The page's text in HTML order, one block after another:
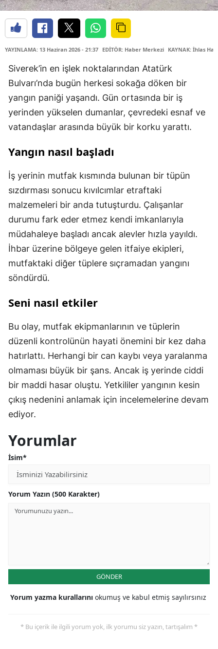
YAYINLAMA: 13 Haziran 2026 - 21:37 EDİTÖR: Haber Merkezi KAYNAK: İhlas
Siverek’in en işlek noktalarından Atatürk
Bulvarı’nda bugün herkesi sokağa döken bir
yangın paniği yaşandı. Gün ortasında bir iş
yerinden yükselen dumanlar, çevredeki esnaf ve
vatandaşlar arasında büyük bir korku yarattı.
Yangın nasıl başladı
İş yerinin mutfak kısmında bulunan bir tüpün
sızdırması sonucu kıvılcımlar etraftaki
malzemeleri bir anda tutuşturdu. Çalışanlar
durumu fark eder etmez kendi imkanlarıyla
müdahaleye başladı ancak alevler hızla yayıldı.
İhbar üzerine bölgeye gelen itfaiye ekipleri,
mutfaktaki diğer tüplere sıçramadan yangını
söndürdü.
Seni nasıl etkiler
Bu olay, mutfak ekipmanlarının ve tüplerin
düzenli kontrolünün hayati önemini bir kez daha
hatırlattı. Herhangi bir can kaybı veya yaralanma
olmaması büyük bir şans. Ancak iş yerinde ciddi
bir maddi hasar oluştu. Yetkililer yangının kesin
çıkış nedenini anlamak için incelemelerine devam
ediyor.
Yorumlar
İsim*
Yorum Yazın (500 Karakter)
GÖNDER
Yorum yazma kurallarını okumuş ve kabul etmiş sayılırsınız
* Bu içerik ile ilgili yorum yok, ilk yorumu siz yazın, tartışalım *